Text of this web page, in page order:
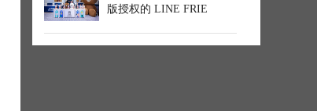
版授权的 LINE FRIE